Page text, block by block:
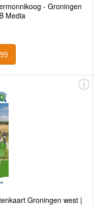
- Groningen
Media
Groningen west |